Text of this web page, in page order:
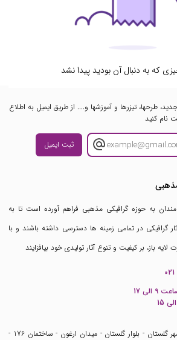
که به دنبال آن بودید پیدا نشد
طرحها، تیزرها و آموزشها و.... از طریق ایمیل به اطلاع
نام کنید
ثبت ایمیل
به حوزه گرافیکی مذهبی فراهم آورده است تا به
گرافیکی در تمامی زمینه ها دسترسی داشته باشند و با
لایه باز، بر کیفیت و تنوع آثار تولیدی خود بیافزایند
17
تهران - شهر گلستان - بلوار گلستان - میدان ارغون - ساختمان 176 -